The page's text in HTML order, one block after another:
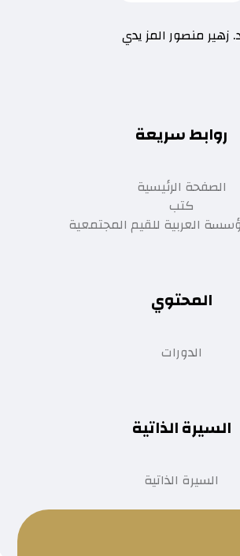
زهير منصور المز يدي
روابط سريعة
الصفحة الرئيسية
كتب
العربية للقيم المجتمعية
المحتوي
الدورات
السيرة الذاتية
السيرة الذاتية